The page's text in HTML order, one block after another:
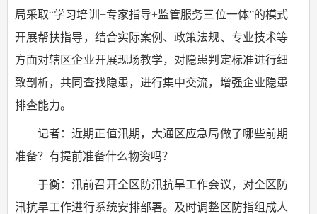
局采取“学习培训+专家指导+监管服务三位一体”的模式
开展帮扶指导，结合实际案例、政策法规、专业技术等
方面对辖区企业开展现场教学，对隐患判定标准进行细
致剖析，共同查找隐患，进行集中交流，增强企业隐患
排查能力。
记者：近期正值汛期，大通区应急局做了哪些前期
准备？有提前准备什么物资吗？
于衡：汛前召开全区防汛抗旱工作会议，对全区防
汛抗旱工作进行系统安排部署。及时调整区防指组成人